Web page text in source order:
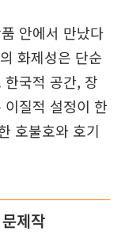
안에서 만났다
화제성은 단순
국적 공간, 장
질적 설정이 한
호불호와 호기
제작